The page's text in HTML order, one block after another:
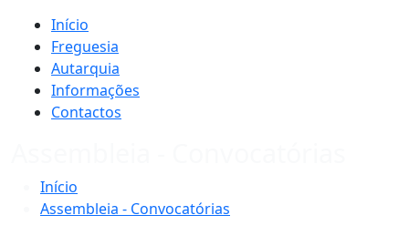
Início
Freguesia
Autarquia
Informações
Contactos
Início
Assembleia - Convocatórias